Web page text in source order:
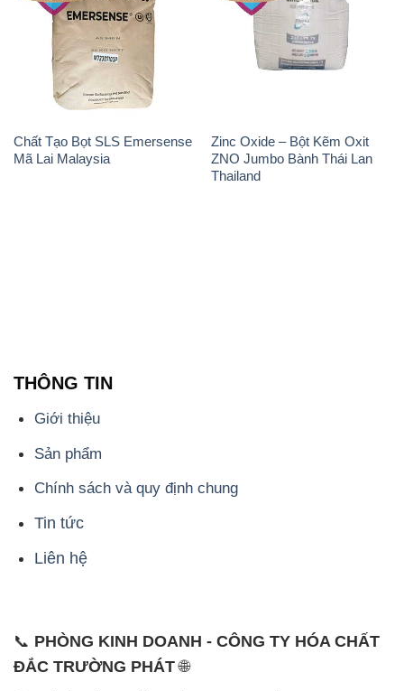
Chất Tạo Bọt SLS Emersense
Mã Lai Malaysia
Zinc Oxide – Bột Kẽm Oxit
ZNO Jumbo Bành Thái Lan
Thailand
Chính sách và quy định chung
Tin tức
Liên hệ
📞
PHÒNG KINH DOANH - CÔNG TY HÓA CHẤT
ĐẮC TRƯỜNG PHÁT
- 028.3756.1835 - 028.3756.1840 - 028.3756.1841-